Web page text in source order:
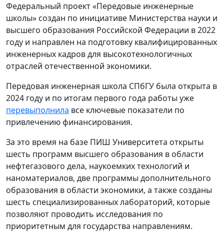
Федеральный проект «Передовые инженерные
школы» создан по инициативе Министерства науки и
высшего образования Российской Федерации в 2022
году и направлен на подготовку квалифицированных
инженерных кадров для высокотехнологичных
отраслей отечественной экономики.
Передовая инженерная школа СПбГУ была открыта в
2024 году и по итогам первого года работы уже
перевыполнила все ключевые показатели по
привлечению финансирования.
За это время на базе ПИШ Университета открыты
шесть программ высшего образования в области
нефтегазового дела, наукоемких технологий и
наноматериалов, две программы дополнительного
образования в области экономики, а также созданы
шесть специализированных лабораторий, которые
позволяют проводить исследования по
приоритетным для государства направлениям.